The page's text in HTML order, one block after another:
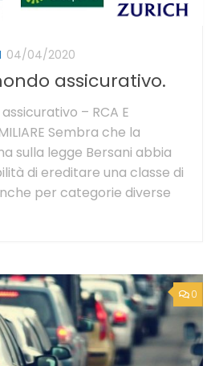
04/04/2020
assicurativo.
– RCA E
Sembra che la
sulla legge Bersani abbia
di ereditare una classe di
per categorie diverse
0